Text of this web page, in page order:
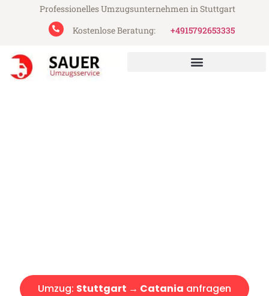
Professionelles Umzugsunternehmen in Stuttgart
Kostenlose Beratung:
+4915792653335
Umzug: Stuttgart → Catania anfragen